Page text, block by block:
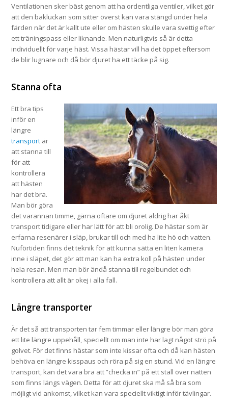
Ventilationen sker bäst genom att ha ordentliga ventiler, vilket gör
att den bakluckan som sitter överst kan vara stängd under hela
färden när det är kallt ute eller om hästen skulle vara svettig efter
ett träningspass eller liknande. Men naturligtvis så är detta
individuellt för varje häst. Vissa hästar vill ha det öppet eftersom
de blir lugnare och då bör djuret ha ett täcke på sig.
Stanna ofta
Ett bra tips
inför en
längre
transport är
att stanna till
för att
kontrollera
att hästen
har det bra.
Man bör göra
det varannan timme, gärna oftare om djuret aldrig har åkt
transport tidigare eller har lätt för att bli orolig. De hästar som är
erfarna resenärer i släp, brukar till och med ha lite hö och vatten.
Nuförtiden finns det teknik för att kunna sätta en liten kamera
inne i släpet, det gör att man kan ha extra koll på hästen under
hela resan. Men man bör ändå stanna till regelbundet och
kontrollera att allt är okej i alla fall.
Längre transporter
Är det så att transporten tar fem timmar eller längre bör man göra
ett lite längre uppehåll, speciellt om man inte har lagt något strö på
golvet. För det finns hästar som inte kissar ofta och då kan hästen
behöva en längre kisspaus och röra på sig en stund. Vid en längre
transport, kan det vara bra att ”checka in” på ett stall över natten
som finns längs vägen. Detta för att djuret ska må så bra som
möjligt vid ankomst, vilket kan vara speciellt viktigt inför tävlingar.